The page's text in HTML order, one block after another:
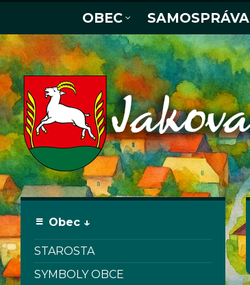
OBEC SAMOSPRÁVA
Obec ↓
STAROSTA
SYMBOLY OBCE